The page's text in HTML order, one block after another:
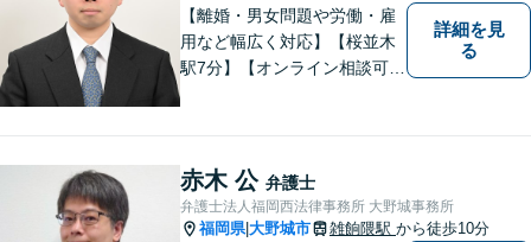
【離婚・男女問題や労働・雇
用など幅広く対応】【桜並木
駅7分】【オンライン相談可
上で、最適な解決策を共に考
えます。
詳細を見
る
赤木 公 弁護士
弁護士法人福岡西法律事務所 大野城事務所
福岡県|大野城市 雑餉隈駅 から徒歩10分